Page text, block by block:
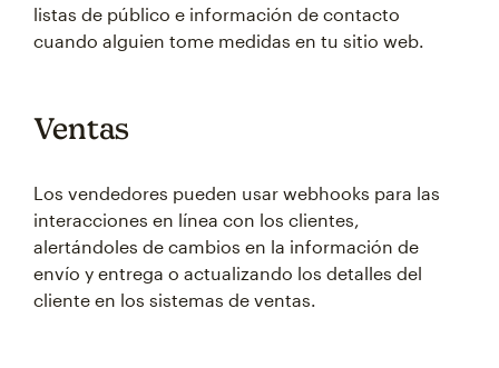
listas de público e información de contacto
cuando alguien tome medidas en tu sitio web.
Ventas
Los vendedores pueden usar webhooks para las
interacciones en línea con los clientes,
alertándoles de cambios en la información de
envío y entrega o actualizando los detalles del
cliente en los sistemas de ventas.